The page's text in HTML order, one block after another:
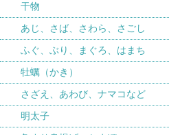
干物
あじ、さば、さわら、さごし
ふぐ、ぶり、まぐろ、はまち
牡蠣（かき）
さざえ、あわび、ナマコなど
明太子